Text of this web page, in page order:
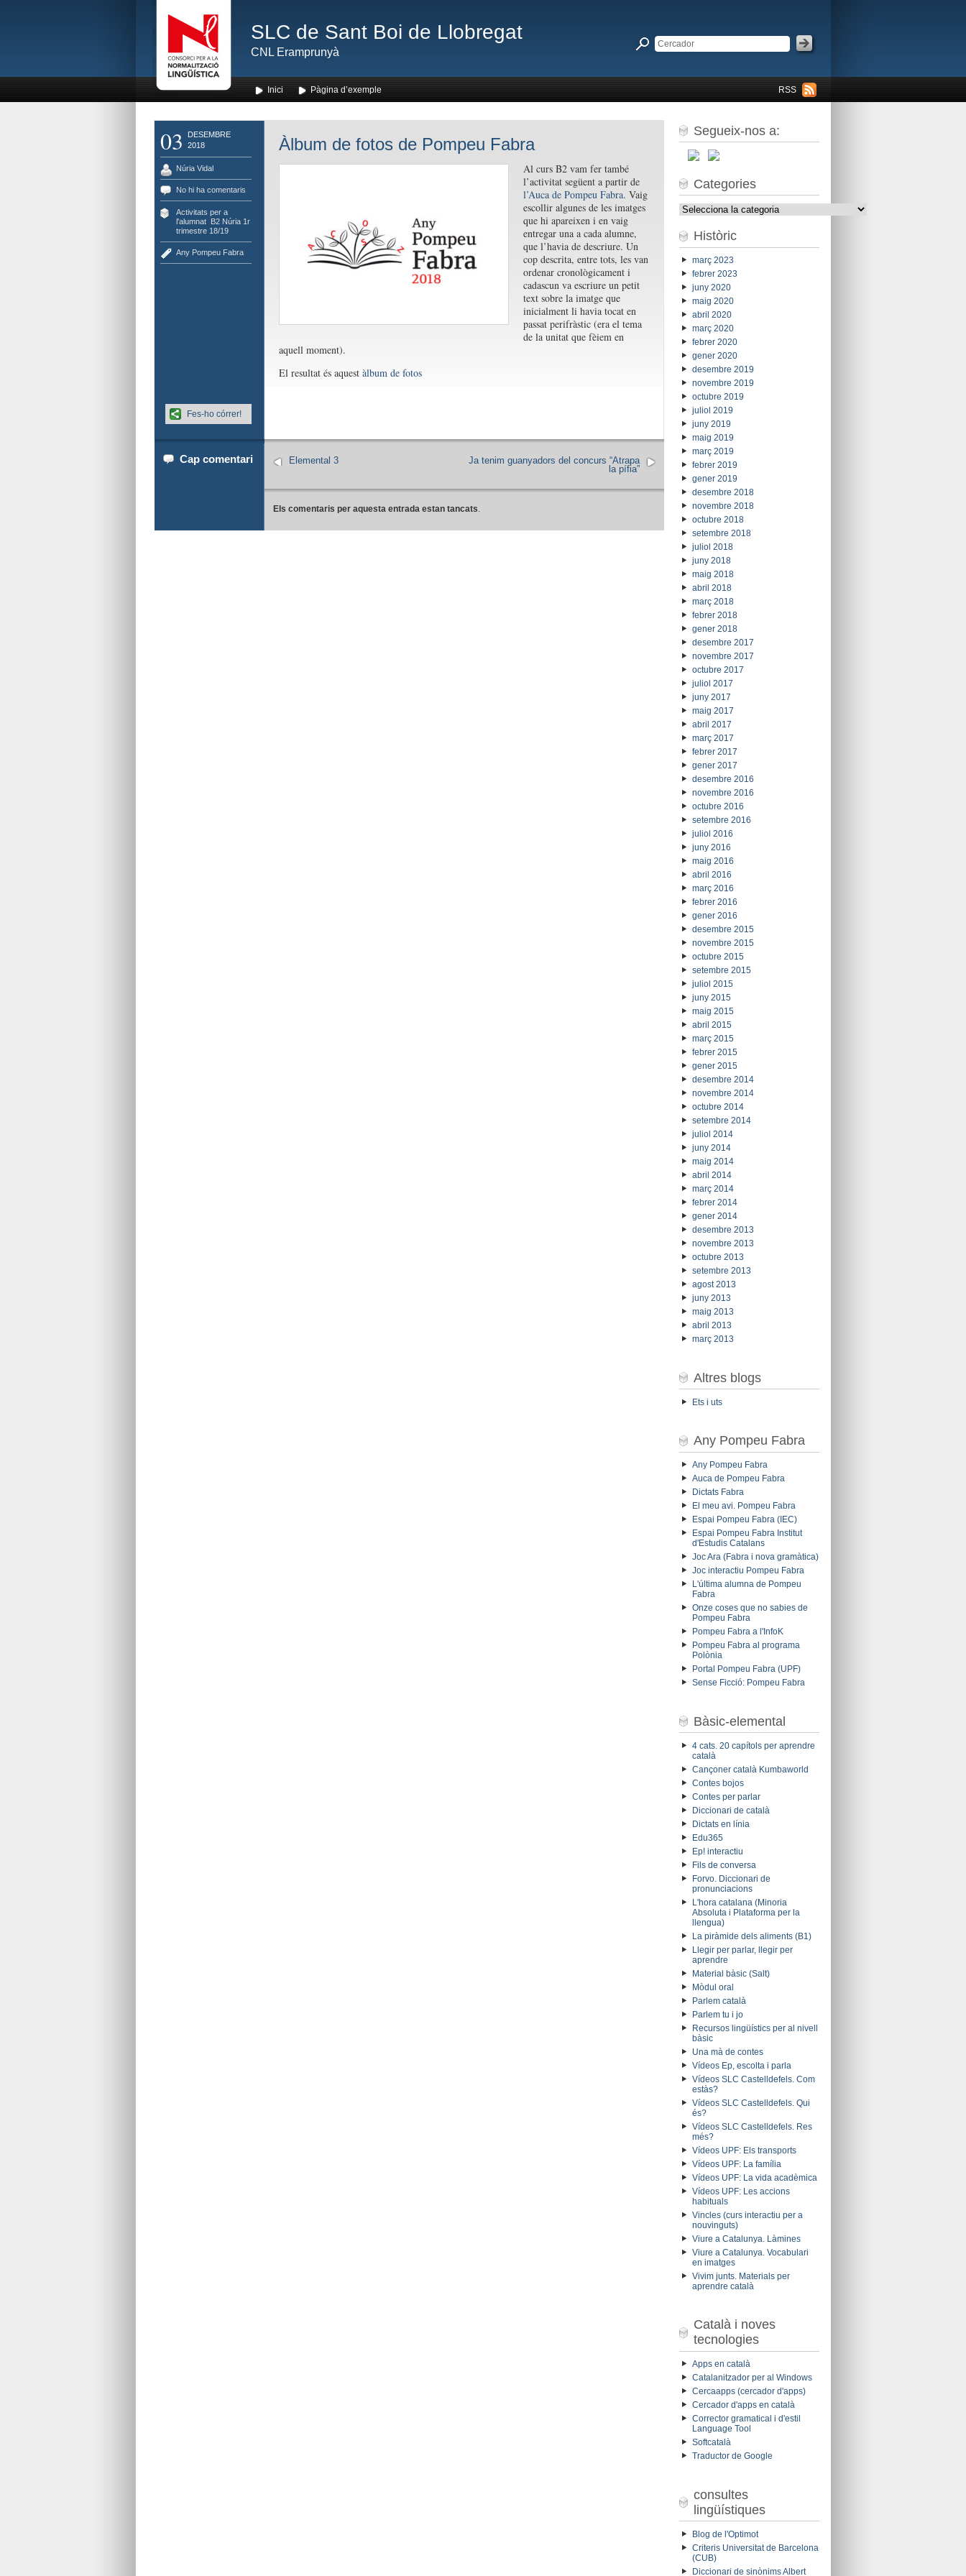
SLC de Sant Boi de Llobregat
CNL Eramprunyà
RSS
Inici Pàgina d’exemple
03
DESEMBRE
2018
Núria Vidal
No hi ha comentaris
Activitats per a
l'alumnat, B2 Núria 1r
trimestre 18/19
Any Pompeu Fabra
Àlbum de fotos de Pompeu Fabra
Al curs B2 vam fer també
l’activitat següent a partir de
l’Auca de Pompeu Fabra. Vaig
escollir algunes de les imatges
que hi apareixen i en vaig
entregar una a cada alumne,
que l’havia de descriure. Un
cop descrita, entre tots, les van
ordenar cronològicament i
cadascun va escriure un petit
text sobre la imatge que
inicialment li havia tocat en
passat perifràstic (era el tema
de la unitat que fèiem en
aquell moment).
El resultat és aquest àlbum de fotos
Fes-ho córrer!
Cap comentari
Ja tenim guanyadors del concurs “Atrapa
la pífia”
Elemental 3
Els comentaris per aquesta entrada estan tancats.
Segueix-nos a:
Categories
Categories
Històric
març 2023
febrer 2023
juny 2020
maig 2020
abril 2020
març 2020
febrer 2020
gener 2020
desembre 2019
novembre 2019
octubre 2019
juliol 2019
juny 2019
maig 2019
març 2019
febrer 2019
gener 2019
desembre 2018
novembre 2018
octubre 2018
setembre 2018
juliol 2018
juny 2018
maig 2018
abril 2018
març 2018
febrer 2018
gener 2018
desembre 2017
novembre 2017
octubre 2017
juliol 2017
juny 2017
maig 2017
abril 2017
març 2017
febrer 2017
gener 2017
desembre 2016
novembre 2016
octubre 2016
setembre 2016
juliol 2016
juny 2016
maig 2016
abril 2016
març 2016
febrer 2016
gener 2016
desembre 2015
novembre 2015
octubre 2015
setembre 2015
juliol 2015
juny 2015
maig 2015
abril 2015
març 2015
febrer 2015
gener 2015
desembre 2014
novembre 2014
octubre 2014
setembre 2014
juliol 2014
juny 2014
maig 2014
abril 2014
març 2014
febrer 2014
gener 2014
desembre 2013
novembre 2013
octubre 2013
setembre 2013
agost 2013
juny 2013
maig 2013
abril 2013
març 2013
Altres blogs
Ets i uts
Any Pompeu Fabra
Any Pompeu Fabra
Auca de Pompeu Fabra
Dictats Fabra
El meu avi. Pompeu Fabra
Espai Pompeu Fabra (IEC)
Espai Pompeu Fabra Institut
d'Estudis Catalans
Joc Ara (Fabra i nova gramàtica)
Joc interactiu Pompeu Fabra
L'última alumna de Pompeu
Fabra
Onze coses que no sabies de
Pompeu Fabra
Pompeu Fabra a l'InfoK
Pompeu Fabra al programa
Polònia
Portal Pompeu Fabra (UPF)
Sense Ficció: Pompeu Fabra
Bàsic-elemental
4 cats. 20 capítols per aprendre
català
Cançoner català Kumbaworld
Contes bojos
Contes per parlar
Diccionari de català
Dictats en línia
Edu365
Ep! interactiu
Fils de conversa
Forvo. Diccionari de
pronunciacions
L'hora catalana (Minoria
Absoluta i Plataforma per la
llengua)
La piràmide dels aliments (B1)
Llegir per parlar, llegir per
aprendre
Material bàsic (Salt)
Mòdul oral
Parlem català
Parlem tu i jo
Recursos lingüístics per al nivell
bàsic
Una mà de contes
Vídeos Ep, escolta i parla
Vídeos SLC Castelldefels. Com
estàs?
Vídeos SLC Castelldefels. Qui
és?
Vídeos SLC Castelldefels. Res
més?
Vídeos UPF: Els transports
Vídeos UPF: La família
Vídeos UPF: La vida acadèmica
Vídeos UPF: Les accions
habituals
Vincles (curs interactiu per a
nouvinguts)
Viure a Catalunya. Làmines
Viure a Catalunya. Vocabulari
en imatges
Vivim junts. Materials per
aprendre català
Català i noves
tecnologies
Apps en català
Catalanitzador per al Windows
Cercaapps (cercador d'apps)
Cercador d'apps en català
Corrector gramatical i d'estil
Language Tool
Softcatalà
Traductor de Google
consultes
lingüístiques
Blog de l'Optimot
Criteris Universitat de Barcelona
(CUB)
Diccionari de sinònims Albert